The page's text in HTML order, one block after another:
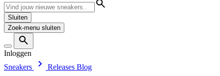
Sluiten
Zoek-menu sluiten
Inloggen
Sneakers
Releases Blog